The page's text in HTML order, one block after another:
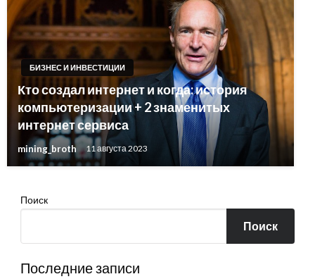
БИЗНЕС И ИНВЕСТИЦИИ
Кто создал интернет и когда: история
компьютеризации + 2 знаменитых
интернет сервиса
mining_broth 11 августа 2023
Поиск
Поиск
Последние записи